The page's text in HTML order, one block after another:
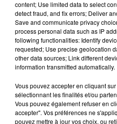
Bélier
content; Use limited data to select
detect fraud, and fix errors; Deliver
Save and communicate privacy
process personal data such as IP
following functionalities: Identify
requested; Use precise geolocation
other data sources; Link different
information transmitted automatically.
Vous pouvez accepter en cliquant
sélectionnant les finalités et/ou
Vous pouvez également refuser en
accepter". Vos préférences ne
pouvez mettre à jour vos choix, ou